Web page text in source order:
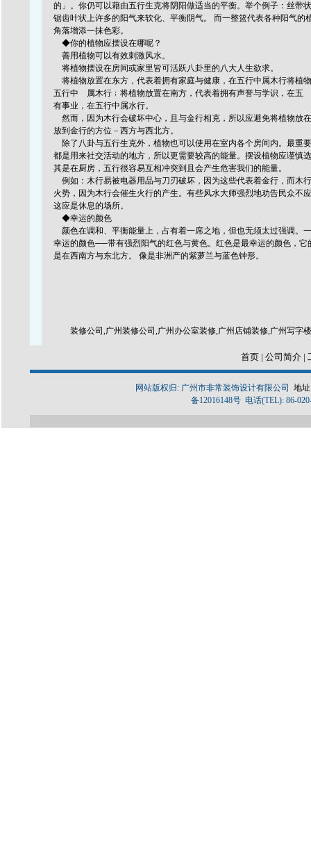
的」。你仍可以藉由五行生克将阴阳做适当的平衡。举个例子：丝带
锯齿叶状上许多的阳气来软化、平衡阴气。 而一整篮代表各种阳气的
角落增添一抹色彩。
◆你的植物应摆设在哪呢？
善用植物可以有效刺激风水。
将植物摆设在房间或家里皆可活跃八卦里的八大人生欲求。
将植物放置在东方，代表着拥有家庭与健康，在五行中属木行将植
五行中 属木行﹔将植物放置在南方，代表着拥有声誉与学识，在五
有事业，在五行中属水行。
然而，因为木行会破坏中心，且与金行相克，所以应避免将植物放
放到金行的方位－西方与西北方。
除了八卦与五行生克外，植物也可以使用在室内各个房间内。最重
都是用来社交活动的地方，所以更需要较高的能量。摆设植物应谨慎
其是在厨房，五行很容易互相冲突到且会产生危害我们的能量。
例如：木行易被电器用品与刀刃破坏，因为这些代表着金行，而木
火势，因为木行会催生火行的产生。有些风水大师强烈地劝告民众不
这应是休息的场所。
◆幸运的颜色
颜色在调和、平衡能量上，占有着一席之地，但也无须太过强调。
幸运的颜色──带有强烈阳气的红色与黄色。红色是最幸运的颜色，
是在西南方与东北方。 像是非洲产的紫萝兰与蓝色钟形。
装修公司,广州装修公司,广州办公室装修,广州店铺装修,广州写字
首页 | 公司简介 |
网站版权归: 广州市非常装饰设计有限公司 地
备12016148号 电话(TEL): 86-